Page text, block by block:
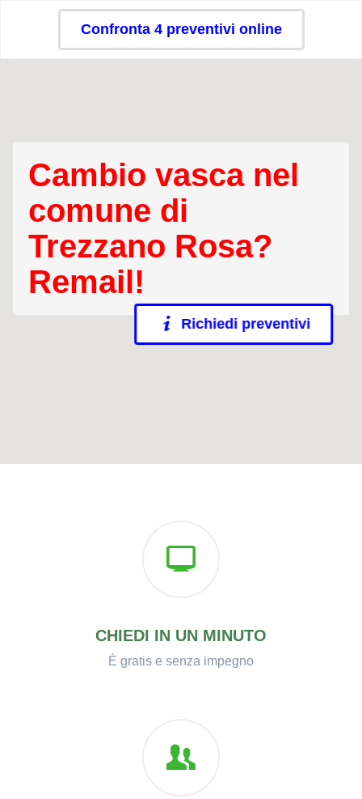
Confronta 4 preventivi online
Cambio vasca nel
comune di
Trezzano Rosa?
Remail!
Richiedi preventivi
CHIEDI IN UN MINUTO
È gratis e senza impegno